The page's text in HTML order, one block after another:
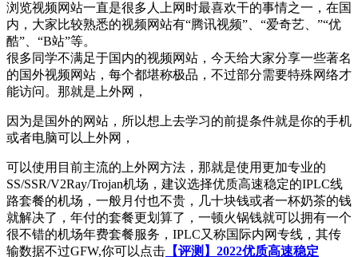
浏览视频网站一直是很多人上网时最喜欢干的事情之一，在国
内，大家比较熟悉的视频网站有“腾讯视频”、“爱奇艺、”“优
酷”、“B站”等。
很多同学不满足于国内的视频网站，今天给大家分享一些著名
的国外视频网站，每个都堪称极品，不过部分需要特殊网络才
能访问。那就是上外网，
因为是国外的网站，所以想上去学习的前提条件就是你的手机
或者电脑可以上外网，
可以使用目前主流的上外网方法，那就是使用更加专业的
SS/SSR/V2Ray/Trojan机场，建议选择优质高速稳定的IPLC线
路套餐的机场，一般月付也不贵，几十块钱或者一杯奶茶的钱
就解决了，年付的套餐更划算了，一顿火锅钱就可以拥有一个
很不错的机场年费套餐服务，IPLC又称国际内网专线，其传
输数据不过GFW,你可以点击 【评测】2022优质高速稳定